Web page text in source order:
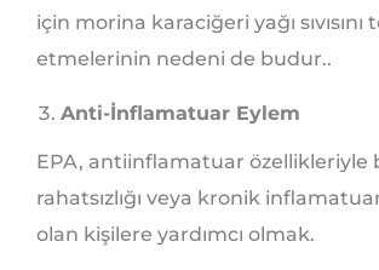
için morina karaciğeri yağı sıvısını
etmelerinin nedeni de budur..
Anti-İnflamatuar Eylem
EPA, antiinflamatuar özellikleriyle
rahatsızlığı veya kronik
olan kişilere yardımcı olmak.